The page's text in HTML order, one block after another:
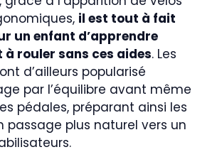
il est tout à fait
un enfant d’apprendre
rouler sans ces aides. Les
d’ailleurs popularisé
par l’équilibre avant même
pédales, préparant ainsi les
passage plus naturel vers un